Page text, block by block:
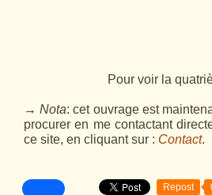
Pour voir la
→ Nota: cet ouvrage est
procurer en me contactant
ce site, en cliquantsur : Contact.
Repost